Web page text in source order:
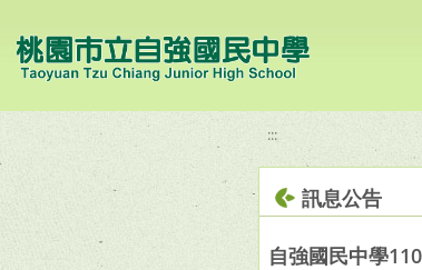
:::
訊息公告
自強國民中學